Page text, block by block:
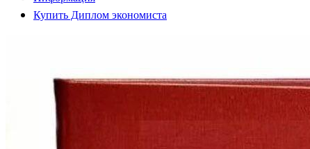
Купить Диплом экономиста